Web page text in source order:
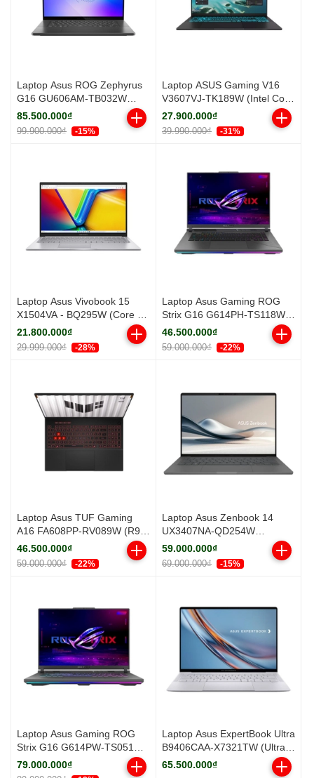
Laptop Asus ROG Zephyrus
G16 GU606AM-TB032W
(Intel Core Ultra 9 386H |
RTX 5060 | 16 inch 2.5K
OLED 240Hz | 32GB | 1TB |
85.500.000₫
99.900.000₫ -15%
Laptop ASUS Gaming V16
V3607VJ-TK189W (Intel Core
5 210H | RTX 3050 6GB | 16-
inch WUXGA | 16GB | 512GB
| Windows 11 | Đen)
27.900.000₫
39.990.000₫ -31%
Laptop Asus Vivobook 15
X1504VA - BQ295W (Core 7
150U, 16GB, 512GB, Full HD,
Win11)
21.800.000₫
29.999.000₫ -28%
Laptop Asus Gaming ROG
Strix G16 G614PH-TS118W
(R9 8940HX/ 16GB/ 512GB
SSD/ RTX 5050 8GB/ 16 inch
2.5K/ 300Hz/ Win11/ Gray/ Vỏ
46.500.000₫
59.000.000₫ -22%
Laptop Asus TUF Gaming
A16 FA608PP-RV089W (R9
8940HX/ 16GB/ 512GB SSD/
RTX 5070 8GB/ 16 inch
WUXGA/ 165Hz/ Win11/
46.500.000₫
59.000.000₫ -22%
Laptop Asus Zenbook 14
UX3407NA-QD254W
(Snapdragon X2 Elite X2E-
88-100/ 32GB/ 1TB SSD/
14.0inch WQXGA OLED/
59.000.000₫
69.000.000₫ -15%
Laptop Asus Gaming ROG
Strix G16 G614PW-TS051W
(R9 8940HX/ 16GB/ 1TB
SSD/ RTX 5080 16GB/ 16
79.000.000₫
Laptop Asus ExpertBook Ultra
B9406CAA-X7321TW (Ultra
X7 358H/ 32GB/ 1TB SSD/ 14
inch WQXGA Touch/ 120Hz/
65.500.000₫